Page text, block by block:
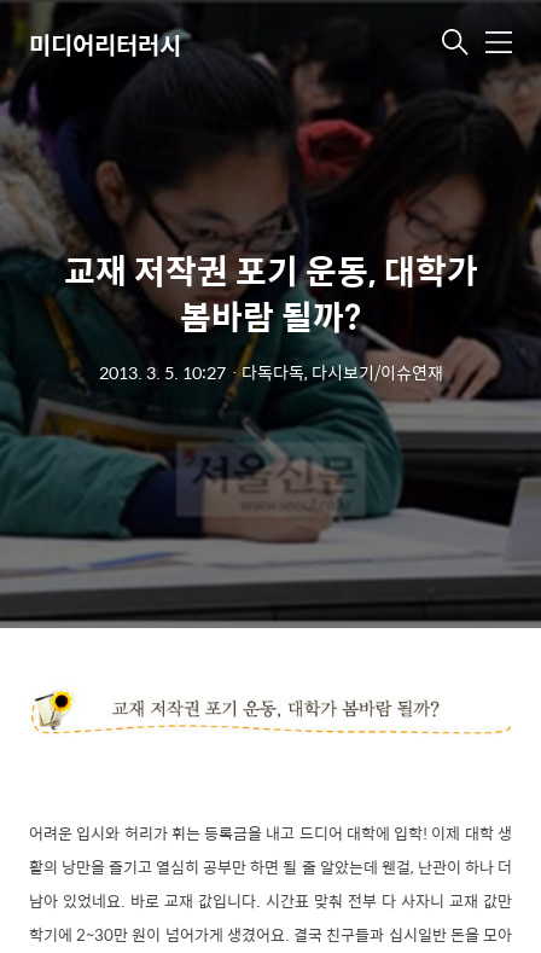
미디어리터러시 메
뉴
교재 저작권 포기 운동, 대학가
봄바람 될까?
2013. 3. 5. 10:27ㆍ다독다독, 다시보기/이슈연재
어려운 입시와 허리가 휘는 등록금을 내고 드디어 대학에 입학! 이제 대학 생
활의 낭만을 즐기고 열심히 공부만 하면 될 줄 알았는데 웬걸, 난관이 하나 더
남아 있었네요. 바로 교재 값입니다. 시간표 맞춰 전부 다 사자니 교재 값만
학기에 2~30만 원이 넘어가게 생겼어요. 결국 친구들과 십시일반 돈을 모아